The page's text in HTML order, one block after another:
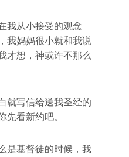
我从小接受的观念
我妈妈很小就和我说
才想，神或许不那么
就写信给送我圣经的
先看新约吧。
是基督徒的时候，我